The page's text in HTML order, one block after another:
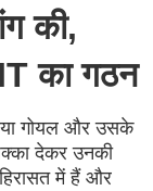
की,
का गठन
गोयल और उसके
देकर उनकी
में हैं और